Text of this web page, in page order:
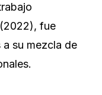
(2022), fue
su mezcla de